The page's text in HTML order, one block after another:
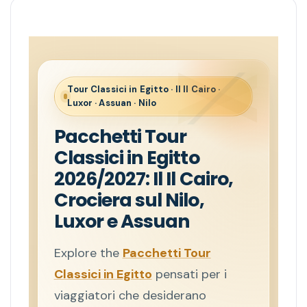
Tour Classici in Egitto · Il Il Cairo ·
Luxor · Assuan · Nilo
Pacchetti Tour
Classici in Egitto
2026/2027: Il Il Cairo,
Crociera sul Nilo,
Luxor e Assuan
Explore the Pacchetti Tour
Classici in Egitto pensati per i
viaggiatori che desiderano